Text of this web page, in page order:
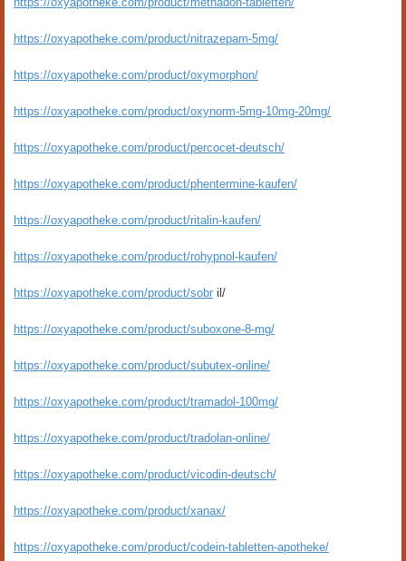
https://oxyapotheke.com/product/nitrazepam-5mg/
https://oxyapotheke.com/product/oxymorphon/
https://oxyapotheke.com/product/oxynorm-5mg-10mg-20mg/
https://oxyapotheke.com/product/percocet-deutsch/
https://oxyapotheke.com/product/phentermine-kaufen/
https://oxyapotheke.com/product/ritalin-kaufen/
https://oxyapotheke.com/product/rohypnol-kaufen/
https://oxyapotheke.com/product/sobr il/
https://oxyapotheke.com/product/suboxone-8-mg/
https://oxyapotheke.com/product/subutex-online/
https://oxyapotheke.com/product/tramadol-100mg/
https://oxyapotheke.com/product/tradolan-online/
https://oxyapotheke.com/product/vicodin-deutsch/
https://oxyapotheke.com/product/xanax/
https://oxyapotheke.com/product/codein-tabletten-apotheke/